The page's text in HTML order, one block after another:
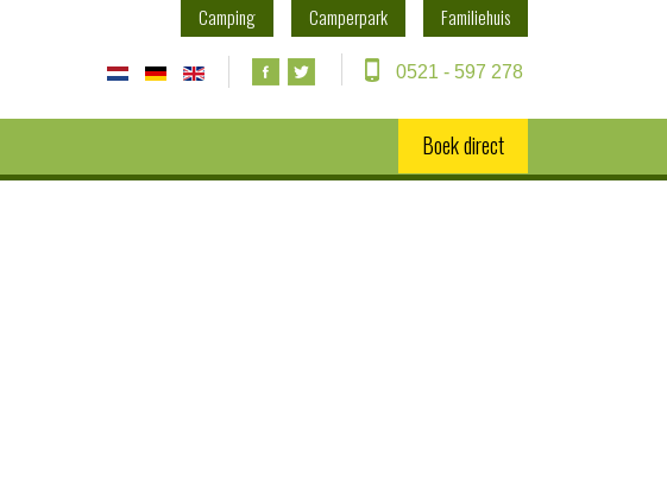
Camping Camperpark Familiehuis
0521 - 597 278
Boek direct